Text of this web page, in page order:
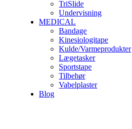
TriSlide
Undervisning
MEDICAL
Bandage
Kinesiologitape
Kulde/Varmeprodukter
Lægetasker
Sportstape
Tilbehør
Vabelplaster
Blog